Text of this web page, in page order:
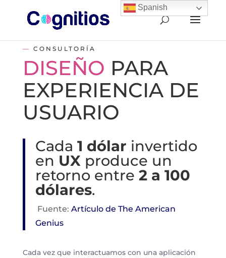
— CONSULTORÍA
DISEÑO PARA
EXPERIENCIA DE
USUARIO
Cada 1 dólar invertido
en UXproduce un
retorno entre 2 a 100
dólares.
Fuente: Artículo de The American
Genius
Cada vez que interactuamos con una aplicación
Spanish